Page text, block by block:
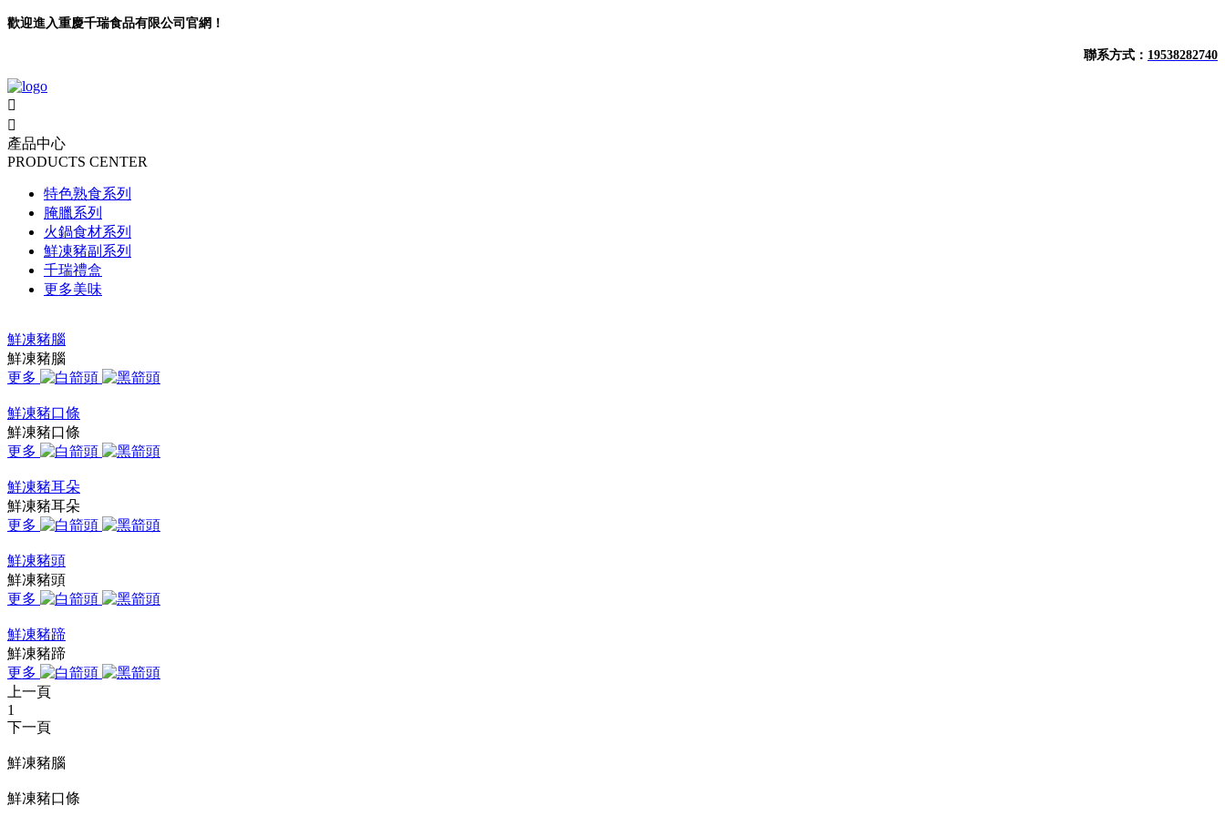
歡迎進入重慶千瑞食品有限公司官網！
聯系方式： 19538282740


產品中心
PRODUCTS CENTER
特色熟食系列
腌臘系列
火鍋食材系列
鮮凍豬副系列
千瑞禮盒
更多美味
鮮凍豬腦
鮮凍豬腦
更多
鮮凍豬口條
鮮凍豬口條
更多
鮮凍豬耳朵
鮮凍豬耳朵
更多
鮮凍豬頭
鮮凍豬頭
更多
鮮凍豬蹄
鮮凍豬蹄
更多
上一頁
1
下一頁
鮮凍豬腦
鮮凍豬口條